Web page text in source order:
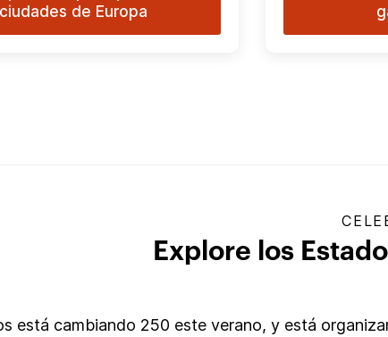
ciudades de Europa
Explore los
está cambiando 250 este verano, y está